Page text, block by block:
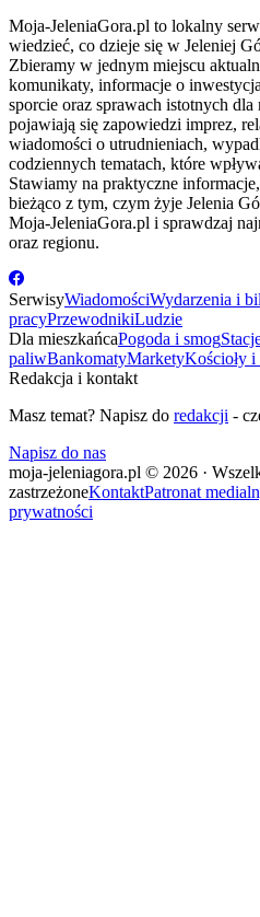
Moja-JeleniaGora.pl to lokalny
wiedzieć, co dzieje się w Jeleniej
Zbieramy w jednym miejscu
komunikaty, informacje o
sporcie oraz sprawach istotnych
pojawiają się zapowiedzi imprez,
wiadomości o utrudnieniach,
codziennych tematach, które
Stawiamy na praktyczne
bieżąco z tym, czym żyje Jelenia
Moja-JeleniaGora.pl i sprawdzaj
oraz regionu.
SerwisyWiadomościWydarzenia i
pracyPrzewodnikiLudzie
Dla mieszkańcaPogoda i smog
paliwBankomatyMarketyKościoły i
Redakcja i kontakt
Masz temat? Napisz do redakcji -
Napisz do nas
moja-jeleniagora.pl © 2026 ·
zastrzeżoneKontaktPatronat
prywatności